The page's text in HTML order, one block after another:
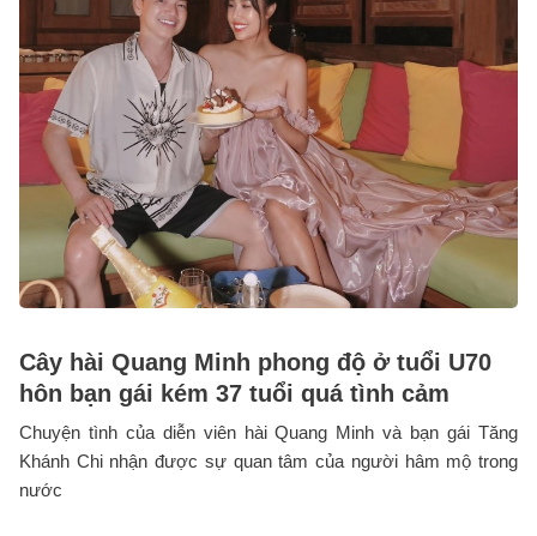
Cây hài Quang Minh phong độ ở tuổi U70
hôn bạn gái kém 37 tuổi quá tình cảm
Chuyện tình của diễn viên hài Quang Minh và bạn gái Tăng
Khánh Chi nhận được sự quan tâm của người hâm mộ trong
nước